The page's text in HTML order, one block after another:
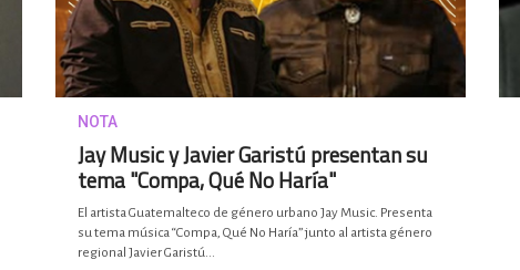
NOTA
Jay Music y Javier Garistú presentan su
tema "Compa, Qué No Haría"
El artista Guatemalteco de género urbano Jay Music. Presenta
su tema música “Compa, Qué No Haría” junto al artista género
regional Javier Garistú...